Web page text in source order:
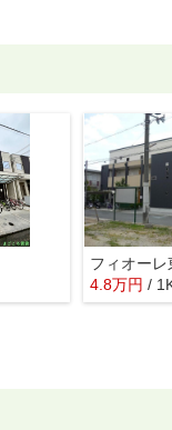
フィオーレ
4.8万円 /